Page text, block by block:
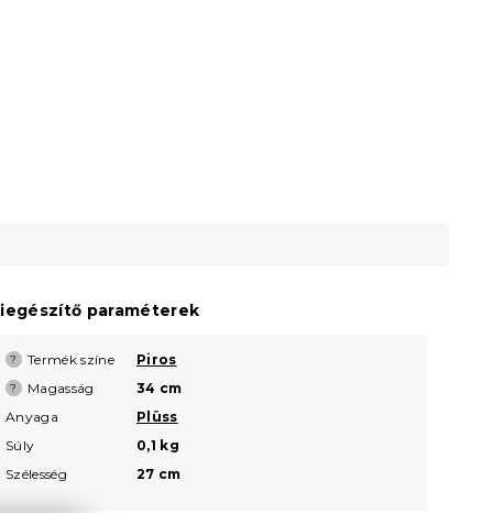
paraméterek
? Termék színe Piros
? Magasság
34 cm
Anyaga
Plüss
Súly
0,1 kg
Szélesség
27 cm